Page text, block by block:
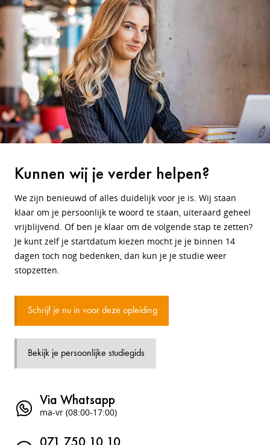
Kunnen wij je verder helpen?
We zijn benieuwd of alles duidelijk voor je is. Wij staan
klaar om je persoonlijk te woord te staan, uiteraard geheel
vrijblijvend. Of ben je klaar om de volgende stap te zetten?
Je kunt zelf je startdatum kiezen mocht je je binnen 14
dagen toch nog bedenken, dan kun je je studie weer
stopzetten.
Schrijf je nu in voor deze opleiding
Bekijk je persoonlijke studiegids
Via Whatsapp
ma-vr (08:00-17:00)